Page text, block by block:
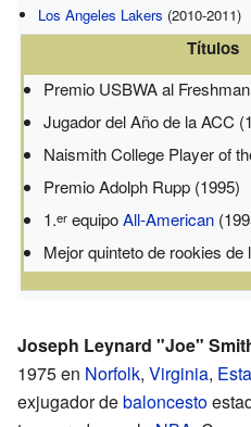
Los Angeles Lakers (2010-2011)
Títulos
Premio USBWA al
Jugador del Año de la ACC
Naismith College Player of
Premio Adolph Rupp (1995)
1.er equipoAll-American
Mejor quinteto de rookies de
Joseph Leynard "Joe"
1975 en Norfolk, Virginia,
exjugador debaloncesto